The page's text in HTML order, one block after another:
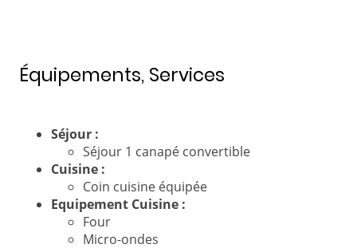
Équipements, Services
Séjour :
Séjour 1 canapé convertible
Cuisine :
Coin cuisine équipée
Equipement Cuisine :
Four
Micro-ondes